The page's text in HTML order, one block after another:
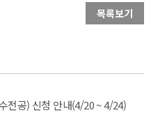
목록보기
전공) 신청 안내(4/20 ~ 4/24)